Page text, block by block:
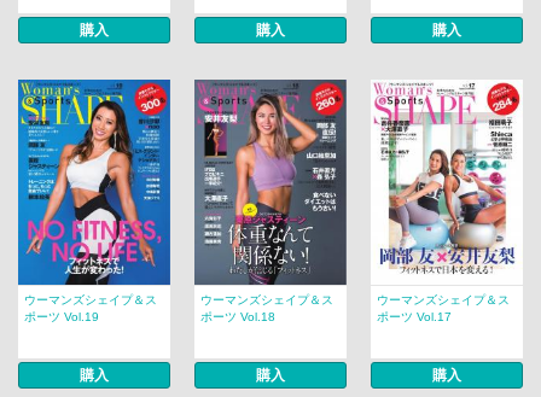
購入 購入 購入
ウーマンズシェイプ＆ス
ポーツ Vol.19
購入
ウーマンズシェイプ＆ス
ポーツ Vol.18
購入
ウーマンズシェイプ＆ス
ポーツ Vol.17
購入